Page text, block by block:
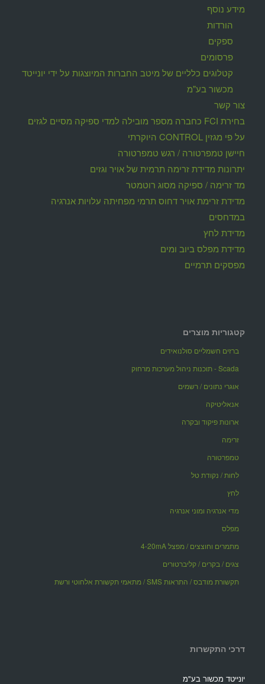
מידע נוסף
הורדות
ספקים
פרסומים
קטלוגים כלליים של מיטב החברות המיוצגות על ידי יונייטד
מכשור בע"מ
צור קשר
בחירת FCI כחברה מספר מובילה למדי ספיקה מסיים לגזים
על פי מגזין CONTROL היוקרתי
חיישן טמפרטורה / רגש טמפרטורה
יתרונות מדידת זרימה תרמית של אויר וגזים
מד זרימה / ספיקה מסוג רוטמטר
מדידת זרימת אויר דחוס תרמי מפחיתה עלויות אנרגיה
במדחסים
מדידת לחץ
מדידת מפלס ביוב ומים
מפסקים תרמיים
קטגוריות מוצרים
ברזים חשמליים סולנואידים
Scada - תוכנות ניהול מערכות מרחוק
אוגרי נתונים / רשמים
אנאליטיקה
ארונות פיקוד ובקרה
זרימה
טמפרטורה
לחות / נקודת טל
לחץ
מדי אנרגיה ומוני אנרגיה
מפלס
מתמרים וחוצצים / מפצל 4-20mA
צגים / בקרים / קליברטורים
תקשורת מודבס / התראות SMS / מתאמי תקשורת אלחוטי ורשת
דרכי התקשרות
יונייטד מכשור בע"מ